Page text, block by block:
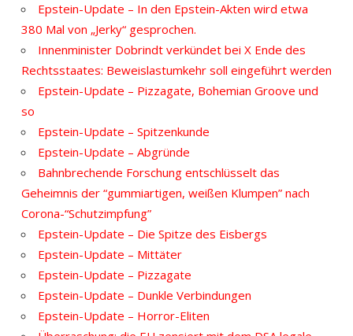
Epstein-Update – In den Epstein-Akten wird etwa
380 Mal von „Jerky“ gesprochen.
Innenminister Dobrindt verkündet bei X Ende des
Rechtsstaates: Beweislastumkehr soll eingeführt werden
Epstein-Update – Pizzagate, Bohemian Groove und
so
Epstein-Update – Spitzenkunde
Epstein-Update – Abgründe
Bahnbrechende Forschung entschlüsselt das
Geheimnis der “gummiartigen, weißen Klumpen” nach
Corona-“Schutzimpfung”
Epstein-Update – Die Spitze des Eisbergs
Epstein-Update – Mittäter
Epstein-Update – Pizzagate
Epstein-Update – Dunkle Verbindungen
Epstein-Update – Horror-Eliten